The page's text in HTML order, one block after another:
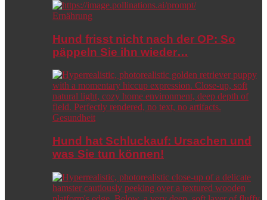
Ernährung
Hund frisst nicht nach der OP: So
päppeln Sie ihn wieder…
Gesundheit
Hund hat Schluckauf: Ursachen und
was Sie tun können!